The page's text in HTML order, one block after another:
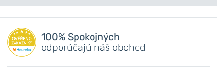
Máte otázku? Zanechajte nám komentár
Pridať dotaz
100% Spokojných
odporúčajú náš obchod